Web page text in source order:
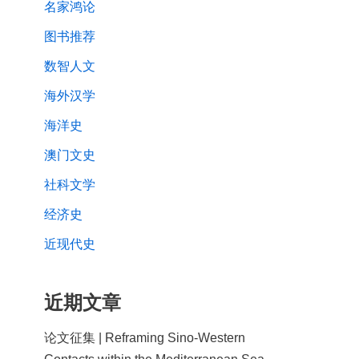
名家鸿论
图书推荐
数智人文
海外汉学
海洋史
澳门文史
社科文学
经济史
近现代史
近期文章
论文征集 | Reframing Sino-Western